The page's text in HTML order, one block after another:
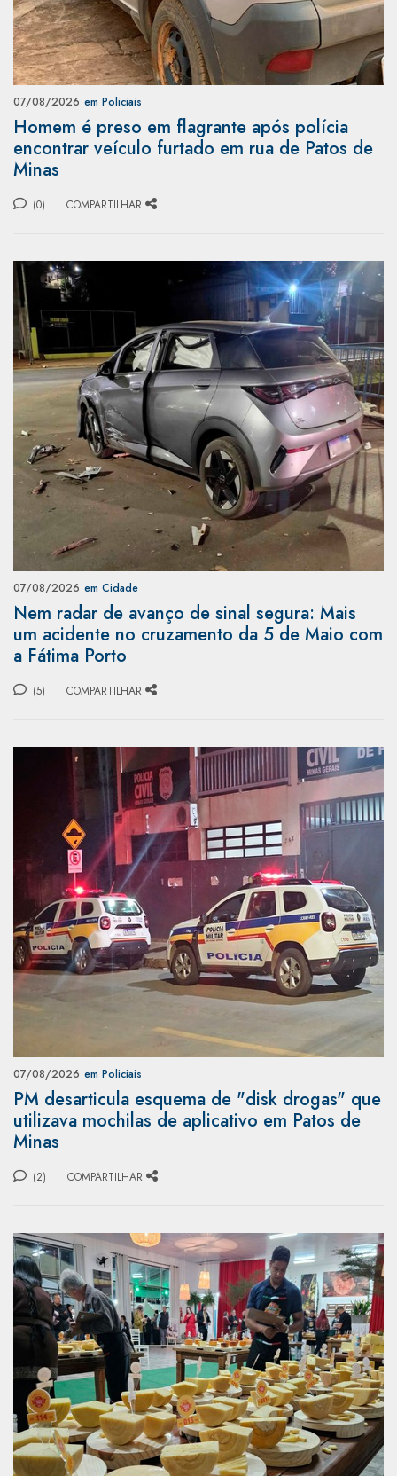
07/08/2026 em Policiais
Homem é preso em flagrante após polícia
encontrar veículo furtado em rua de Patos de
Minas
(0) COMPARTILHAR
07/08/2026 em Cidade
Nem radar de avanço de sinal segura: Mais
um acidente no cruzamento da 5 de Maio com
a Fátima Porto
(5) COMPARTILHAR
07/08/2026 em Policiais
PM desarticula esquema de "disk drogas" que
utilizava mochilas de aplicativo em Patos de
Minas
(2) COMPARTILHAR